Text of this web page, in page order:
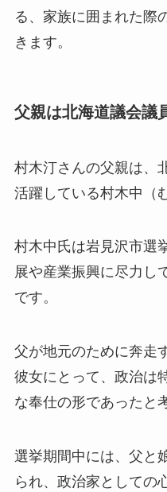
る、家族に囲まれた際
きます。
父親は北海道議会議
村木汀さんの父親は、
活躍している村木中（
村木中氏は岩見沢市選
展や産業振興に尽力し
です。
父が地元のために奔走
彼女にとって、政治は
な奉仕の形であったと
選挙期間中には、父と
られ、政治家としての